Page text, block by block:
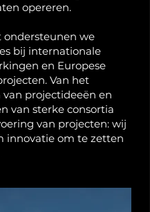
opereren.
ondersteunen we
bij internationale
en Europese
Van het
projectideeën en
van sterke consortia
van projecten: wij
innovatie om te zetten